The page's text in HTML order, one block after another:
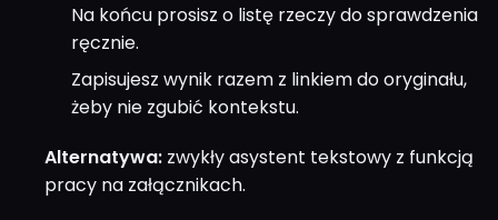
Na końcu prosisz o listę rzeczy do sprawdzenia
ręcznie.
Zapisujesz wynik razem z linkiem do oryginału,
żeby nie zgubić kontekstu.
Alternatywa: zwykły asystent tekstowy z funkcją
pracy na załącznikach.